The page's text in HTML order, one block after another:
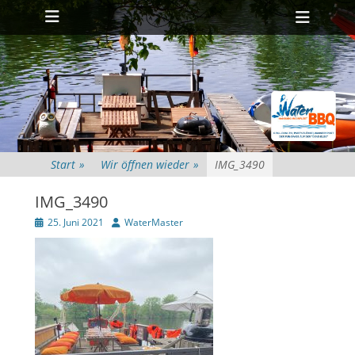
Primäres Menü
Zum
Inhalt
springen
Start » Wir öffnen wieder » IMG_3490
IMG_3490
Veröffentlicht
am
25. Juni 2021 AutorWaterMaster